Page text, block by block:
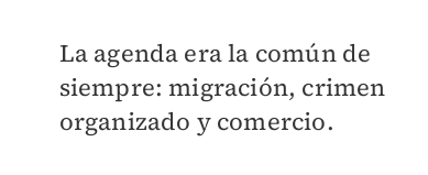
La agenda era la común de
siempre: migración, crimen
organizado y comercio.